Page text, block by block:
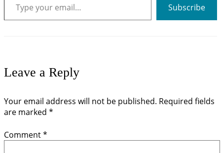
Subscribe
Leave a Reply
Your email address will not be published. Required fields
are marked *
Comment*